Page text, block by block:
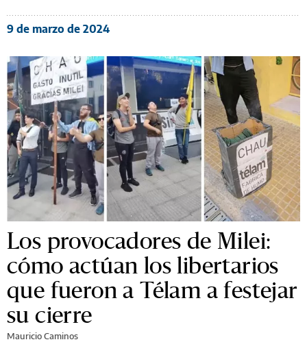
9 de marzo de 2024
Los provocadores de Milei:
cómo actúan los libertarios
que fueron a Télam a festejar
su cierre
Mauricio Caminos